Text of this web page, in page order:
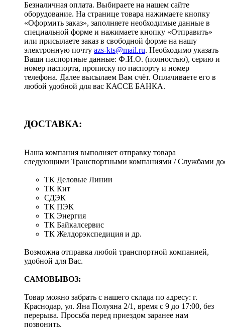
Безналичная оплата. Выбираете на нашем сайте
оборудование. На странице товара нажимаете кнопку
«Оформить заказ», заполняете необходимые данные в
специальной форме и нажимаете кнопку «Отправить»
или присылаете заказ в свободной форме на нашу
электронную почту azs-kts@mail.ru. Необходимо указать
Ваши паспортные данные: Ф.И.О. (полностью), серию и
номер паспорта, прописку по паспорту и номер
телефона. Далее высылаем Вам счёт. Оплачиваете его в
любой удобной для вас КАССЕ БАНКА.
ДОСТАВКА:
Наша компания выполняет отправку товара
следующими Транспортными компаниями / Службами
ТК Деловые Линии
ТК Кит
СДЭК
ТК ПЭК
ТК Энергия
ТК Байкалсервис
ТК Желдорэкспедиция и др.
Возможна отправка любой транспортной компанией,
удобной для Вас.
САМОВЫВОЗ:
Товар можно забрать с нашего склада по адресу: г.
Краснодар, ул. Яна Полуяна 2/1, время с 9 до 17:00, без
перерыва. Просьба перед приездом заранее нам
позвонить.